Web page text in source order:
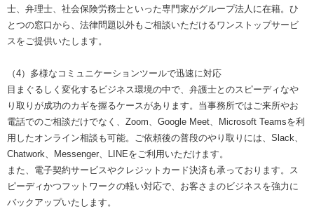
士、弁理士、社会保険労務士といった専門家がグループ法人に在籍。ひ
とつの窓口から、法律問題以外もご相談いただけるワンストップサービ
スをご提供いたします。
（4）多様なコミュニケーションツールで迅速に対応
目まぐるしく変化するビジネス環境の中で、弁護士とのスピーディなや
り取りが成功のカギを握るケースがあります。当事務所ではご来所やお
電話でのご相談だけでなく、Zoom、Google Meet、Microsoft Teamsを利
用したオンライン相談も可能。ご依頼後の普段のやり取りには、Slack、
Chatwork、Messenger、LINEをご利用いただけます。
また、電子契約サービスやクレジットカード決済も承っております。ス
ピーディかつフットワークの軽い対応で、お客さまのビジネスを強力に
バックアップいたします。